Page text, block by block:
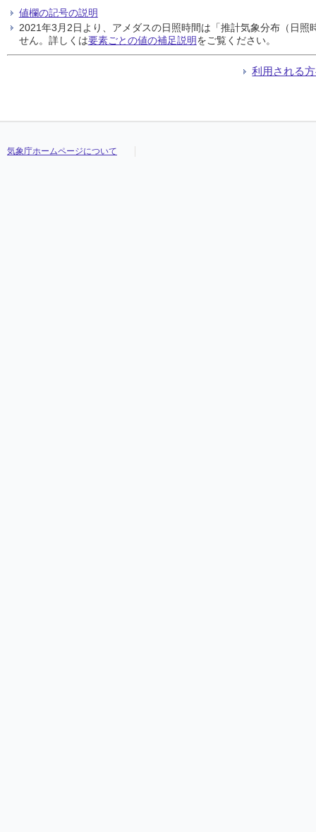
値欄の記号の説明
2021年3月2日より、アメダスの日照時間は「推計気象分布（日
せん。詳しくは要素ごとの値の補足説明をご覧ください。
利用される
気象庁ホームページについて